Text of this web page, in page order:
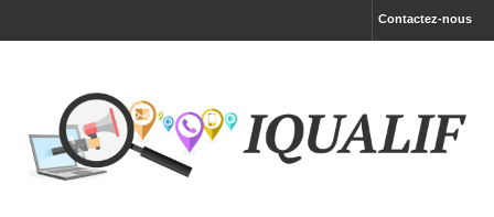
Contactez-nous